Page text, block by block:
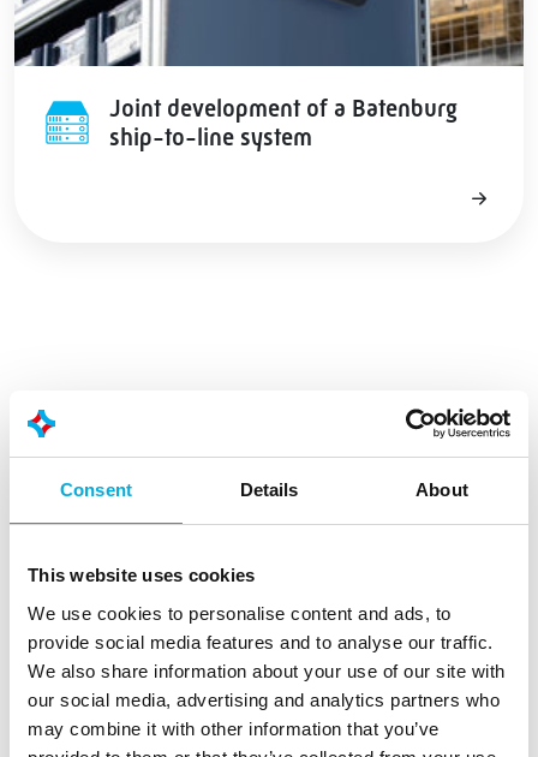
Consent Details About
This website uses cookies
We use cookies to personalise content and ads, to
provide social media features and to analyse our traffic.
We also share information about your use of our site with
our social media, advertising and analytics partners who
may combine it with other information that you’ve
Joint development of a Batenburg
ship-to-line system
Welk type display past bij mijn
applicatie?
Bij Batenburg Applied Technologies kennen we de
het design‑ en realisatietraject van een display kun je
als apparatenbouwer rekenen op onze expertise,
creativiteit en support. We denken actief mee over
technische eigenschappen, de gebruiks- en
omgevingssituaties van het display, en we kijken
kritisch naar de look‑and‑feel en de afwerking van het
display.